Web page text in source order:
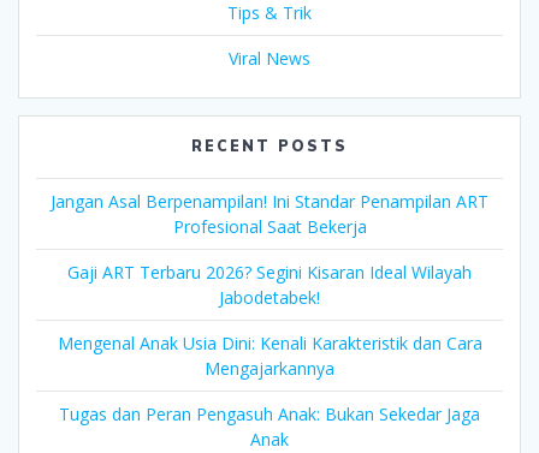
Tips & Trik
Viral News
RECENT POSTS
Jangan Asal Berpenampilan! Ini Standar Penampilan ART
Profesional Saat Bekerja
Gaji ART Terbaru 2026? Segini Kisaran Ideal Wilayah
Jabodetabek!
Mengenal Anak Usia Dini: Kenali Karakteristik dan Cara
Mengajarkannya
Tugas dan Peran Pengasuh Anak: Bukan Sekedar Jaga
Anak